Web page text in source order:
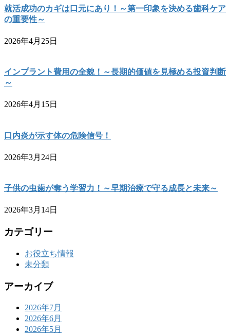
就活成功のカギは口元にあり！～第一印象を決める歯科ケア
の重要性～
2026年4月25日
インプラント費用の全貌！～長期的価値を見極める投資判断
～
2026年4月15日
口内炎が示す体の危険信号！
2026年3月24日
子供の虫歯が奪う学習力！～早期治療で守る成長と未来～
2026年3月14日
カテゴリー
お役立ち情報
未分類
アーカイブ
2026年7月
2026年6月
2026年5月